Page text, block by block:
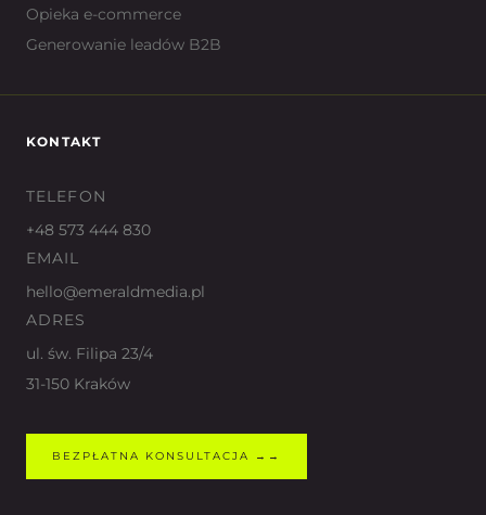
Opieka e-commerce
Generowanie leadów B2B
KONTAKT
TELEFON
+48 573 444 830
EMAIL
hello@emeraldmedia.pl
ADRES
ul. św. Filipa 23/4
31-150 Kraków
BEZPŁATNA KONSULTACJA →